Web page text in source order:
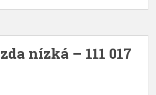
nízká – 111 017